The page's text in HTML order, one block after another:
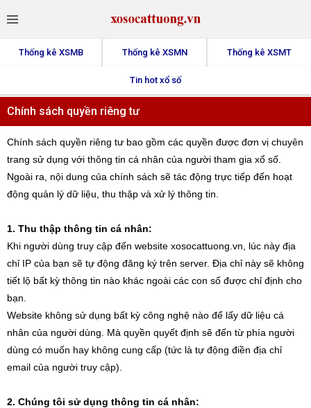
Thống kê XSMB Thống kê XSMN Thống kê XSMT
Tin hot xổ số
Chính sách quyền riêng tư
Chính sách quyền riêng tư bao gồm các quyền được đơn vị chuyên
trang sử dụng với thông tin cá nhân của người tham gia xổ số.
Ngoài ra, nội dung của chính sách sẽ tác động trực tiếp đến hoạt
động quản lý dữ liệu, thu thập và xử lý thông tin.
1. Thu thập thông tin cá nhân:
Khi người dùng truy cập đến website xosocattuong.vn, lúc này địa
chỉ IP của bạn sẽ tự động đăng ký trên server. Địa chỉ này sẽ không
tiết lộ bất kỳ thông tin nào khác ngoài các con số được chỉ định cho
bạn.
Website không sử dụng bất kỳ công nghệ nào để lấy dữ liệu cá
nhân của người dùng. Mà quyền quyết định sẽ đến từ phía người
dùng có muốn hay không cung cấp (tức là tự động điền địa chỉ
email của người truy cập).
2. Chúng tôi sử dụng thông tin cá nhân: